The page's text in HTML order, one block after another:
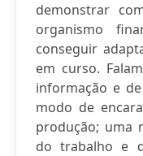
demonstrar
organismo
conseguir
em curso.
informação e
modo de
produção; uma
do trabalho e